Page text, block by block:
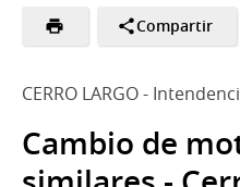
Compartir
CERRO LARGO -
Cambio de